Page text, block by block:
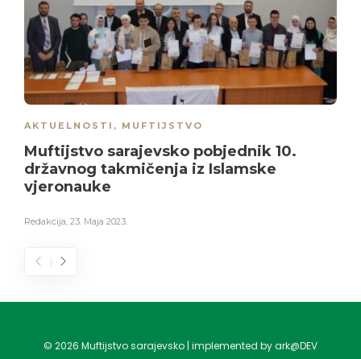
AKTUELNOSTI , MUFTIJSTVO
Muftijstvo sarajevsko pobjednik 10.
državnog takmičenja iz Islamske
vjeronauke
Redakcija, 23. Maja 2023.
© 2026 Muftijstvo sarajevsko | implemented by ark@DEV